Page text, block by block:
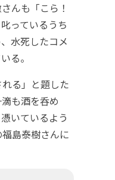
んも「こら！
っているうち
水死したコメ
る。
る」と題した
も酒を呑め
いているよう
島泰樹さんに